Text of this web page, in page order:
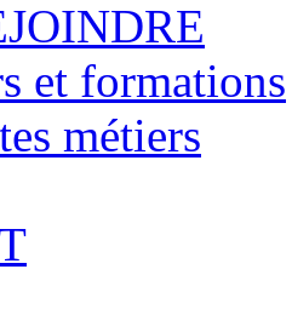
et formations
métiers